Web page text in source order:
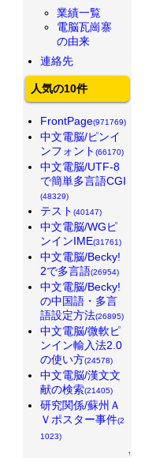
業績一覧
電脳瓦崗寨
の由来
連絡先
人気の10件
FrontPage(971769)
中文電脳/ピンイ
ンフォント (66170)
中文電脳/UTF-8
で簡単多言語CGI
(48329)
テスト (40147)
中文電脳/WGピ
ンインIME(31761)
中文電脳/Becky!
2で多言語(26954)
中文電脳/Becky!
の中国語・多言
語設定方法(26895)
中文電脳/微軟ピ
ンイン輸入法2.0
の使い方(24578)
中文電脳/漢文文
献の検索(21405)
研究関係/蘇州Ａ
Ｖポスター事件(2
1023)
↑